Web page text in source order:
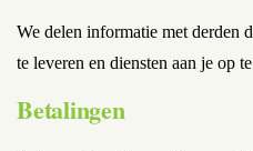
We delen informatie met derden
te leveren en diensten aan je op
Betalingen